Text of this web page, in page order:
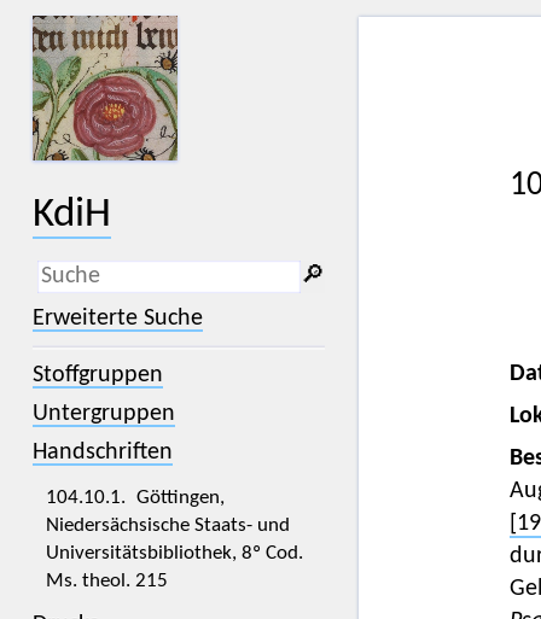
KdiH
_
(der Unterstrich) ist Platzhalter für
genau ein Zeichen.
% (das Prozentzeichen) ist Platzhalter
für kein, ein oder mehr als ein
🔎︎
Erweiterte Suche
Stoffgruppen
Untergruppen
Handschriften
104.10.1. Göttingen,
Niedersächsische Staats- und
Universitätsbibliothek, 8º Cod.
Ms. theol. 215